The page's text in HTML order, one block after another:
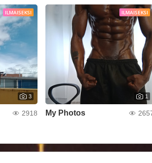
ILMAISEKSI
3
2918
ILMAISEKSI
1
My Photos